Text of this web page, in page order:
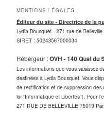
MENTIONS LÉGALES
Éditeur du site - Directrice de la
Lydia Bousquet -271 rue de
SIRET : 50243567000034
Hébergeur :OVH - 140 Quai du
Les informations que vous saisissez
destinées à Lydia Bousquet. Vous
de rectification et de suppression
loi “Informatique et Libertés”). Pour
271 RUE DE BELLEVILLE 75019